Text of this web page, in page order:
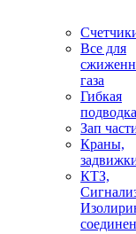
Все для
газа
Гибкая
подводка
Зап
Краны,
КТЗ,